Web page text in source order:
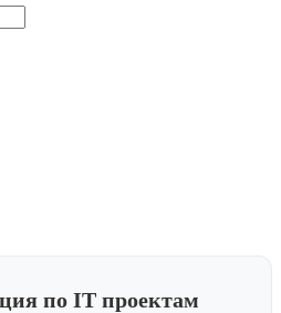
по IT проектам